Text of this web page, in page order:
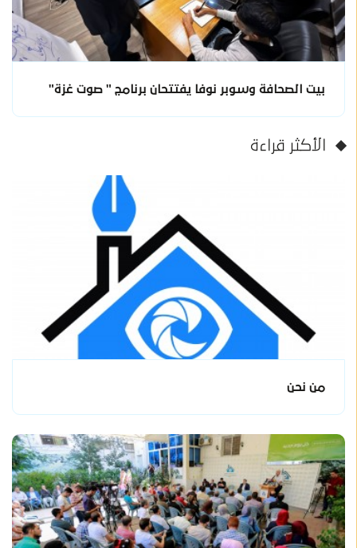
بيت الصحافة وسوبر نوفا يفتتحان برنامج " صوت غزة"
الأكثر قراءة
من نحن